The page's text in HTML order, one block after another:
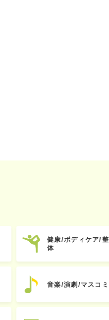
健康/ボディケア/整
体
音楽/演劇/マスコミ